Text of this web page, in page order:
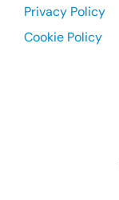
Privacy Policy
Cookie Policy